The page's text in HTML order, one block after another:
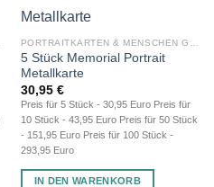
5 Stück Memorial Portrait
Metallkarte
30,95 €
Preis für 5 Stück - 30,95 Euro Preis für
10 Stück - 43,95 Euro Preis für 50 Stück
- 151,95 Euro Preis für 100 Stück -
293,95 Euro
IN DEN WARENKORB